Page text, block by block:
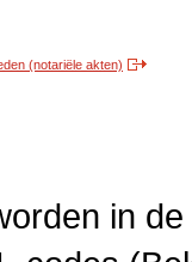
(notariële akten)
in